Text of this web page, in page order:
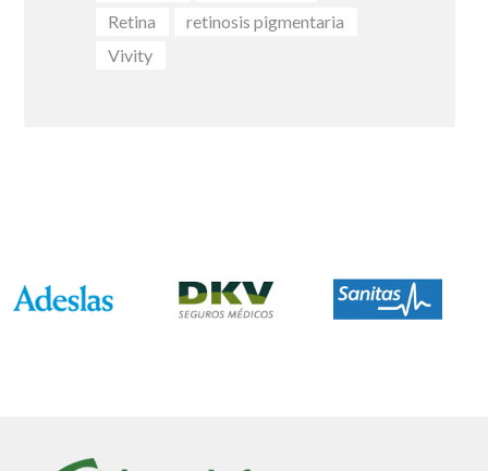
Retina
retinosis pigmentaria
Vivity